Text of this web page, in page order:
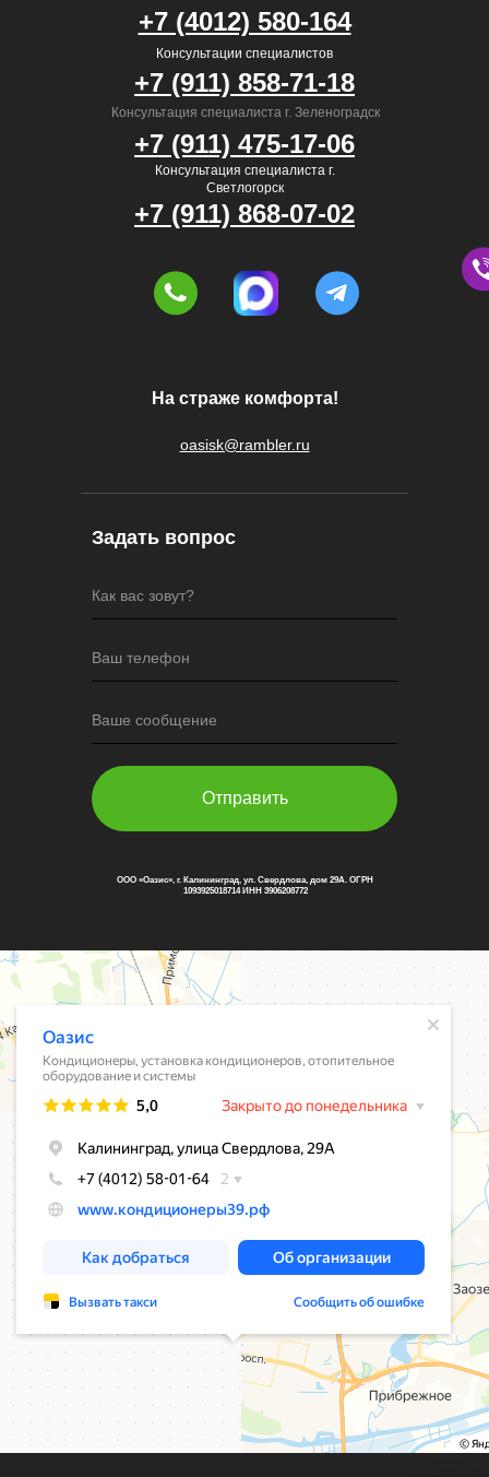
Как вас зовут?
Ваш телефон
Ваше сообщение
Отправить
oasisk@rambler.ru
На страже комфорта!
Консультация специалиста г.
Светлогорск
Консультация специалиста г. Зеленоградск
Консультации специалистов
+7 (911) 858-71-18
+7 (911) 475-17-06
+7 (911) 868-07-02
+7 (4012) 580-164
Задать вопрос
ООО «Оазис», г. Калининград, ул. Свердлова, дом 29А. ОГРН
1093925018714 ИНН 3906208772